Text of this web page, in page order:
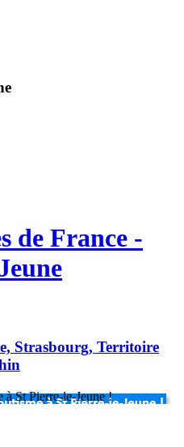
de France -
Strasbourg, Territoire
à St Pierre-le-Jeune !